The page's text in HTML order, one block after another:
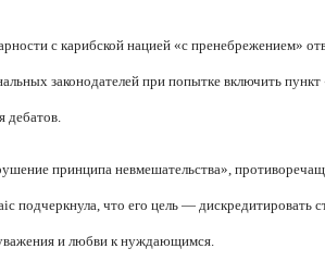
с карибской нацией «с пренебрежением»
законодателей при попытке включить
дебатов.
принципа невмешательства»,
подчеркнула, что его цель — дискредитировать
и любви к нуждающимся.